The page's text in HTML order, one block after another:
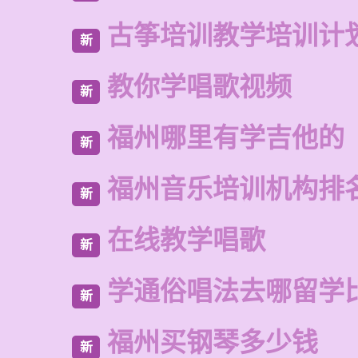
新 古筝培训教学培训计
新 教你学唱歌视频
新 福州哪里有学吉他的
新 福州音乐培训机构排
新 在线教学唱歌
新 学通俗唱法去哪留学
新 福州买钢琴多少钱